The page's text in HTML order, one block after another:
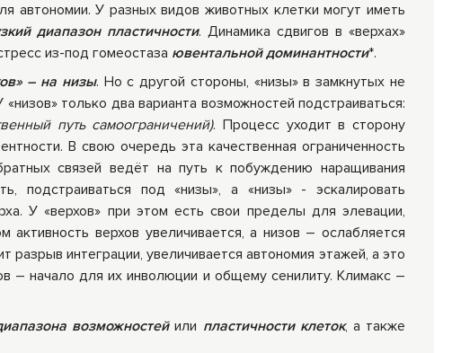
автономии. У разных видов животных клетки могут иметь
диапазон пластичности. Динамика сдвигов в «верхах»
из-под гомеостаза ювентальной доминантности*.
– на низы. Но с другой стороны, «низы» в замкнутых не
только два варианта возможностей подстраиваться:
путь самоограничений). Процесс уходит в сторону
В свою очередь эта качественная ограниченность
связей ведёт на путь к побуждению наращивания
подстраиваться под «низы», а «низы» - эскалировать
У «верхов» при этом есть свои пределы для элевации,
активность верхов увеличивается, а низов – ослабляется
разрыв интеграции, увеличивается автономия этажей, а это
– начало для их инволюции и общему сенилиту. Климакс –
возможностейили пластичности клеток, а также